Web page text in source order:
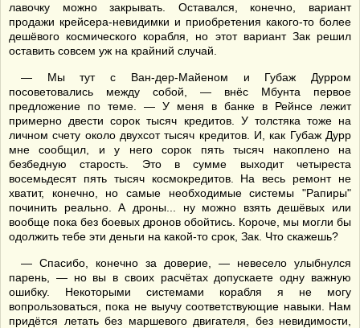
лавочку можно закрывать. Оставался, конечно, вариант
продажи крейсера-невидимки и приобретения какого-то более
дешёвого космического корабля, но этот вариант Зак решил
оставить совсем уж на крайний случай.
— Мы тут с Ван-дер-Майеном и Губаж Дурром
посоветовались между собой, — внёс Мбунта первое
предложение по теме. — У меня в банке в Рейнсе лежит
примерно двести сорок тысяч кредитов. У толстяка тоже на
личном счету около двухсот тысяч кредитов. И, как Губаж Дурр
мне сообщил, и у него сорок пять тысяч накоплено на
безбедную старость. Это в сумме выходит четыреста
восемьдесят пять тысяч космокредитов. На весь ремонт не
хватит, конечно, но самые необходимые системы "Рапиры"
починить реально. А дроны... ну можно взять дешёвых или
вообще пока без боевых дронов обойтись. Короче, мы могли бы
одолжить тебе эти деньги на какой-то срок, Зак. Что скажешь?
— Спасибо, конечно за доверие, — невесело улыбнулся
парень, — но вы в своих расчётах допускаете одну важную
ошибку. Некоторыми системами корабля я не могу
вопрользоваться, пока не выучу соответствующие навыки. Нам
придётся летать без маршевого двигателя, без невидимости,